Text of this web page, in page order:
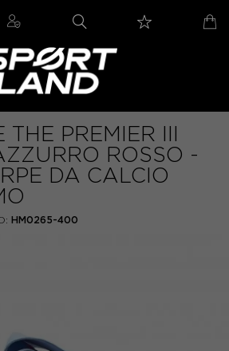
THE PREMIER III
ROSSO -
DA CALCIO
HM0265-400